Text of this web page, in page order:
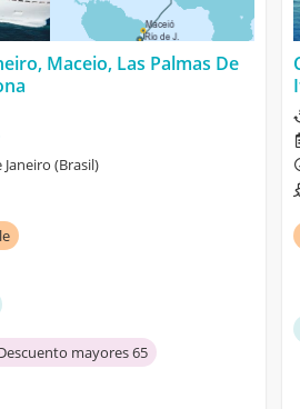
Maceio, Las Palmas De
(Brasil)
mayores 65